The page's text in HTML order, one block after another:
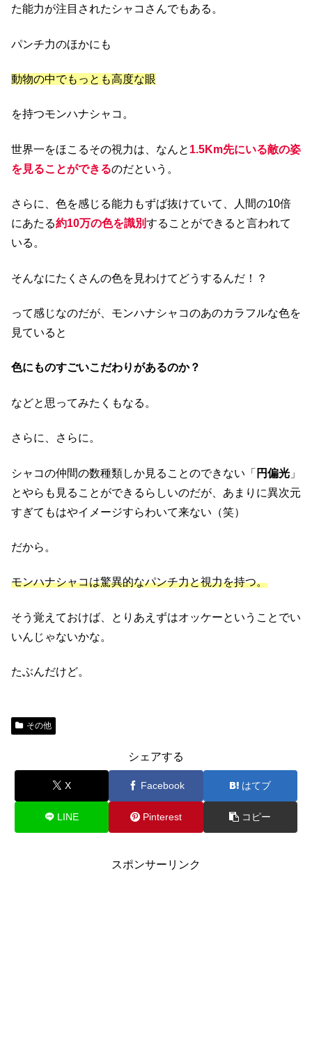
た能力が注目されたシャコさんでもある。
パンチ力のほかにも
動物の中でもっとも高度な眼
を持つモンハナシャコ。
世界一をほこるその視力は、なんと 1.5Km先にいる敵の姿
を見ることができるのだという。
さらに、色を感じる能力もずば抜けていて、人間の10倍
にあたる約10万の色を識別することができると言われて
いる。
そんなにたくさんの色を見わけてどうするんだ！？
って感じなのだが、モンハナシャコのあのカラフルな色を
見ていると
色にものすごいこだわりがあるのか？
などと思ってみたくもなる。
さらに、さらに。
シャコの仲間の数種類しか見ることのできない「 円偏光 」
とやらも見ることができるらしいのだが、あまりに異次元
すぎてもはやイメージすらわいて来ない（笑）
だから。
モンハナシャコは驚異的なパンチ力と視力を持つ。
そう覚えておけば、とりあえずはオッケーということでい
いんじゃないかな。
たぶんだけど。
その他
シェアする
X Facebook はてブ
LINE Pinterest コピー
スポンサーリンク